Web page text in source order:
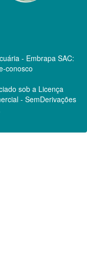
- Embrapa SAC:
conosco
sob a Licença
- SemDerivações